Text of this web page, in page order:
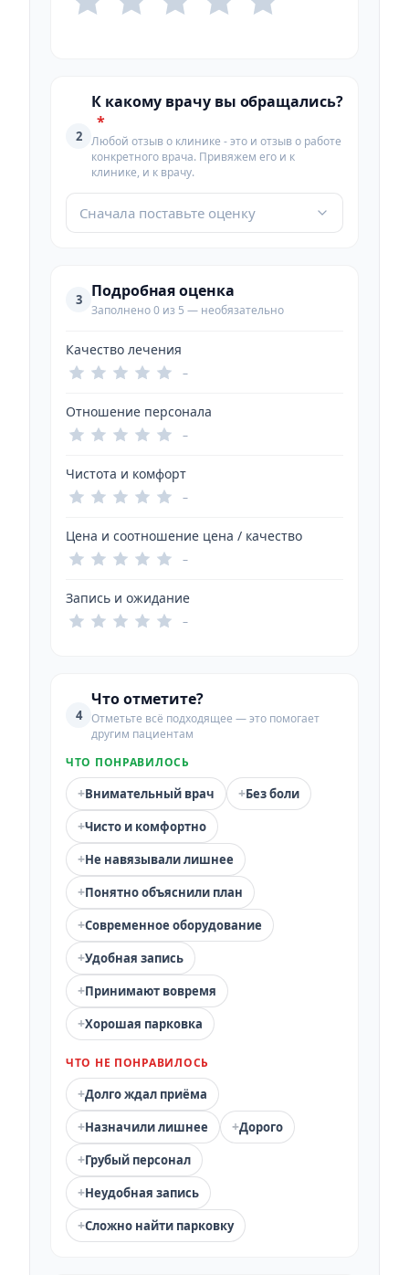
2
К какому врачу вы обращались?
*
Любой отзыв о клинике - это и отзыв о работе
конкретного врача. Привяжем его и к
клинике, и к врачу.
Сначала поставьте оценку
3 Подробная оценка
Заполнено 0 из 5 — необязательно
Качество лечения
–
Отношение персонала
–
Чистота и комфорт
–
Цена и соотношение цена / качество
–
Запись и ожидание
–
4
Что отметите?
Отметьте всё подходящее — это помогает
другим пациентам
ЧТО ПОНРАВИЛОСЬ
+Внимательный врач +Без боли
+Чисто и комфортно
+Не навязывали лишнее
+Понятно объяснили план
+Современное оборудование
+Удобная запись
+Принимают вовремя
+Хорошая парковка
ЧТО НЕ ПОНРАВИЛОСЬ
+Долго ждал приёма
+Назначили лишнее +Дорого
+Грубый персонал
+Неудобная запись
+Сложно найти парковку